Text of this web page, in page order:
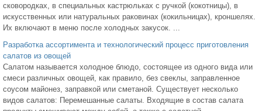
сковородках, в специальных кастрюльках с ручкой (кокотницы), в
искусственных или натуральных раковинах (кокильницах), кроншелях.
Их включают в меню после холодных закусок. ...
Разработка ассортимента и технологический процесс приготовления
салатов из овощей
Салатом называется холодное блюдо, состоящее из одного вида или
смеси различных овощей, как правило, без свеклы, заправленное
соусом майонез, заправкой или сметаной. Существует несколько
видов салатов: Перемешанные салаты. Входящие в состав салата